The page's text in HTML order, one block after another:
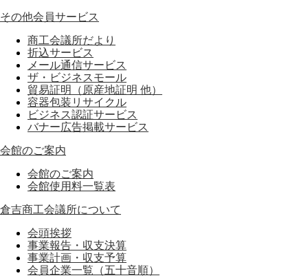
その他会員サービス
商工会議所だより
折込サービス
メール通信サービス
ザ・ビジネスモール
貿易証明（原産地証明 他）
容器包装リサイクル
ビジネス認証サービス
バナー広告掲載サービス
会館のご案内
会館のご案内
会館使用料一覧表
倉吉商工会議所について
会頭挨拶
事業報告・収支決算
事業計画・収支予算
会員企業一覧（五十音順）